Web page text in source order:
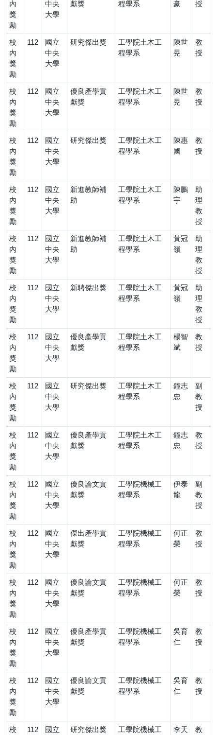
內
獎
勵
中央
大學
獻獎
程學系
豪
授
校
內
獎
勵
112
國立
中央
大學
研究傑出獎
工學院土木工
程學系
陳世
晃
教
授
校
內
獎
勵
112
國立
中央
大學
優良產學貢
獻獎
工學院土木工
程學系
陳世
晃
教
授
校
內
獎
勵
112
國立
中央
大學
研究傑出獎
工學院土木工
程學系
陳惠
國
教
授
校
內
獎
勵
112
國立
中央
大學
新進教師補
助
工學院土木工
程學系
陳鵬
宇
助
理
教
授
校
內
獎
勵
112
國立
中央
大學
新進教師補
助
工學院土木工
程學系
黃冠
嶺
助
理
教
授
校
內
獎
勵
112
國立
中央
大學
新聘傑出獎
工學院土木工
程學系
黃冠
嶺
助
理
教
授
校
內
獎
勵
112
國立
中央
大學
優良產學貢
獻獎
工學院土木工
程學系
楊智
斌
教
授
校
內
獎
勵
112
國立
中央
大學
研究傑出獎
工學院土木工
程學系
鐘志
忠
副
教
授
校
內
獎
勵
112
國立
中央
大學
優良產學貢
獻獎
工學院土木工
程學系
鐘志
忠
教
授
校
內
獎
勵
112
國立
中央
大學
優良論文貢
獻獎
工學院機械工
程學系
伊泰
龍
副
教
授
校
內
獎
勵
112
國立
中央
大學
傑出產學貢
獻獎
工學院機械工
程學系
何正
榮
教
授
校
內
獎
勵
112
國立
中央
大學
優良論文貢
獻獎
工學院機械工
程學系
何正
榮
教
授
校
內
獎
勵
112
國立
中央
大學
優良產學貢
獻獎
工學院機械工
程學系
吳育
仁
教
授
校
內
獎
勵
112
國立
中央
大學
優良論文貢
獻獎
工學院機械工
程學系
吳育
仁
教
授
校 112 國立 研究傑出獎 工學院機械工 李天 教